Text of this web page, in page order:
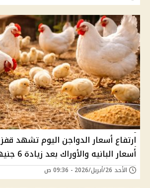
ارتفاع أسعار الدواجن اليوم تشهد
أسعار البانيه والأوراك بعد زيادة 6 جنيهات
الأحد 26/أبريل/2026 - 09:36 ص